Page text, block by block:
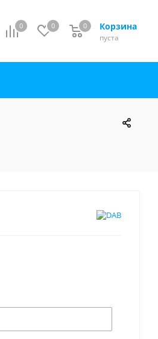
0 0 Корзина
0
пуста
0